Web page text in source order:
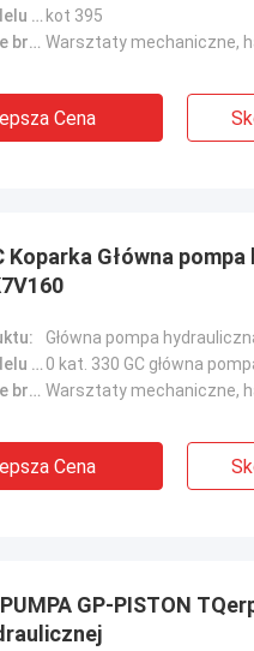
Dotyczy modelu maszyny:: kot 395
Obowiązujące branże::
Cena
Koparka Główna
Dotyczy modelu maszyny:: 0 kat. 330 GC główna
Obowiązujące branże::
Cena
GP-PISTON